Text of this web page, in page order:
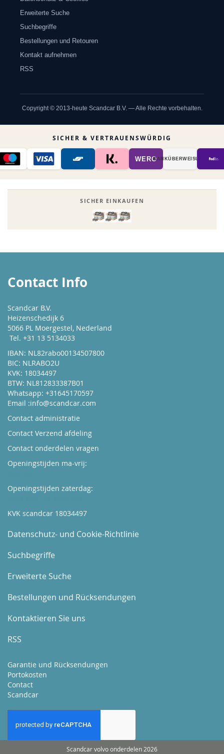
Erweiterte Suche
Suchbegriffe
Bestellungen und Retouren
Kontakt aufnehmen
RSS
Copyright © 2013-heute Scandcar B.V. — Alle Rechte vorbehalten.
SICHER & VERTRAUENSWÜRDIG
WEROBANK­ÜBER­WEISUNG
SICHER EINKAUFEN
Contact Info
Scandcar B.V.
Heizenschedijk 6
5066 PL Moergestel, Nederland
Tel. +31 13 5134033
IBAN: NL82rabo00134507800
BIC: NLRABO2U
KVK: 18034497
BTW: NL812833387B01
Whatsapp: +31645170597
Email :info@scandcar.com
Contact administratie
Contact Verzend afdeling
Contact onderdelen vragen
Openingstijden ma-vrij:
Openingstijden zaterdag:
KVK scandcar 18034497
Datenschutz- und Cookie-Richtlinie
Suchbegriffe
Erweiterte Suche
Bestellungen und Rücksendungen
Kontaktieren Sie uns
RSS
Garantie und Rücksendungen
Portokosten
Contact
Scandcar
Scandcar volvo onderdelen 2026